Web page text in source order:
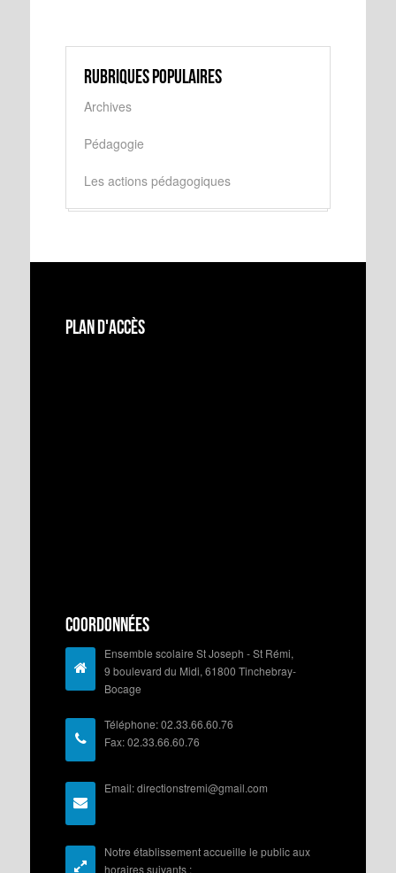
Rubriques populaires
Archives
Pédagogie
Les actions pédagogiques
Plan d'accès
Coordonnées
Ensemble scolaire St Joseph - St Rémi,
9 boulevard du Midi, 61800 Tinchebray-
Bocage
Téléphone: 02.33.66.60.76
Fax: 02.33.66.60.76
Email: directionstremi@gmail.com
Notre établissement accueille le public aux
horaires suivants :